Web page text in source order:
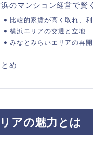
のマンション経営で賢
比較的家賃が高く取れ、
横浜エリアの交通と立地
みなとみらいエリアの再開
とめ
アの魅力とは